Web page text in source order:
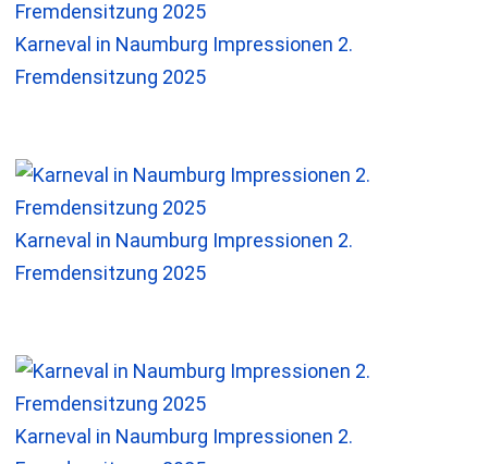
Karneval in Naumburg Impressionen 2.
Fremdensitzung 2025
Karneval in Naumburg Impressionen 2.
Fremdensitzung 2025
Karneval in Naumburg Impressionen 2.